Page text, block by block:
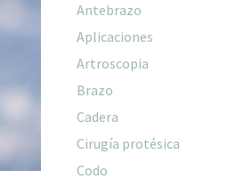
Antebrazo
Aplicaciones
Artroscopia
Brazo
Cadera
Cirugía protésica
Codo